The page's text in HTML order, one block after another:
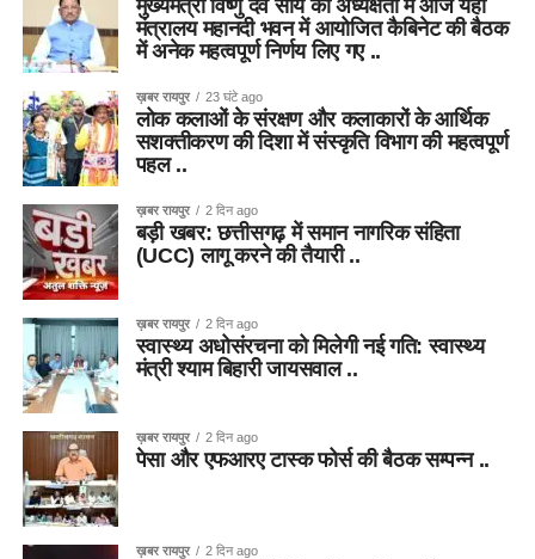
मुख्यमंत्री विष्णु देव साय की अध्यक्षता में आज यहां
मंत्रालय महानदी भवन में आयोजित कैबिनेट की बैठक
में अनेक महत्वपूर्ण निर्णय लिए गए ..
ख़बर रायपुर 23 घंटे ago
लोक कलाओं के संरक्षण और कलाकारों के आर्थिक
सशक्तीकरण की दिशा में संस्कृति विभाग की महत्वपूर्ण
पहल ..
ख़बर रायपुर 2 दिन ago
बड़ी खबर: छत्तीसगढ़ में समान नागरिक संहिता
(UCC) लागू करने की तैयारी ..
ख़बर रायपुर 2 दिन ago
स्वास्थ्य अधोसंरचना को मिलेगी नई गति: स्वास्थ्य
मंत्री श्याम बिहारी जायसवाल ..
ख़बर रायपुर 2 दिन ago
पेसा और एफआरए टास्क फोर्स की बैठक सम्पन्न ..
ख़बर रायपुर 2 दिन ago